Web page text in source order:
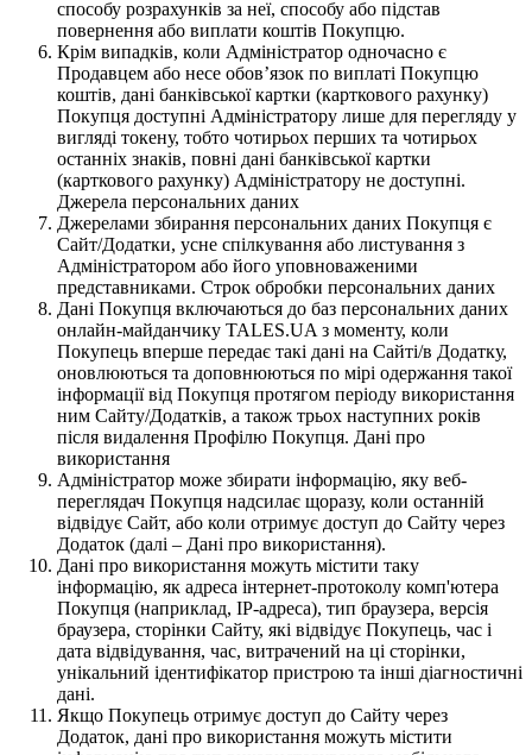
способу розрахунків за неї, способу або підстав
повернення або виплати коштів Покупцю.
Крім випадків, коли Адміністратор одночасно є
Продавцем або несе обов’язок по виплаті Покупцю
коштів, дані банківської картки (карткового рахунку)
Покупця доступні Адміністратору лише для перегляду у
вигляді токену, тобто чотирьох перших та чотирьох
останніх знаків, повні дані банківської картки
(карткового рахунку) Адміністратору не доступні.
Джерела персональних даних
Джерелами збирання персональних даних Покупця є
Сайт/Додатки, усне спілкування або листування з
Адміністратором або його уповноваженими
представниками. Строк обробки персональних даних
Дані Покупця включаються до баз персональних даних
онлайн-майданчику TALES.UA з моменту, коли
Покупець вперше передає такі дані на Сайті/в Додатку,
оновлюються та доповнюються по мірі одержання такої
інформації від Покупця протягом періоду використання
ним Сайту/Додатків, а також трьох наступних років
після видалення Профілю Покупця. Дані про
використання
Адміністратор може збирати інформацію, яку веб-
переглядач Покупця надсилає щоразу, коли останній
відвідує Сайт, або коли отримує доступ до Сайту через
Додаток (далі – Дані про використання).
Дані про використання можуть містити таку
інформацію, як адреса інтернет-протоколу комп'ютера
Покупця (наприклад, IP-адреса), тип браузера, версія
браузера, сторінки Сайту, які відвідує Покупець, час і
дата відвідування, час, витрачений на ці сторінки,
унікальний ідентифікатор пристрою та інші діагностичні
дані.
Якщо Покупець отримує доступ до Сайту через
Додаток, дані про використання можуть містити